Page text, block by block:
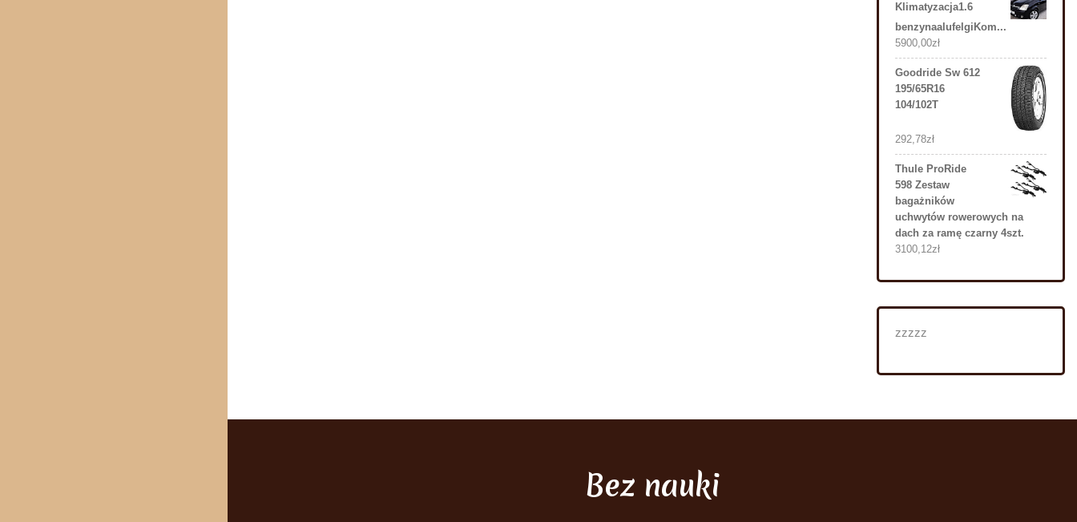
Klimatyzacja1.6
benzynaalufelgiKom...
5900,00zł
Goodride Sw 612
195/65R16
104/102T
292,78zł
Thule ProRide
598 Zestaw
bagażników
uchwytów rowerowych na
dach za ramę czarny 4szt.
3100,12zł
zzzzz
Bez nauki